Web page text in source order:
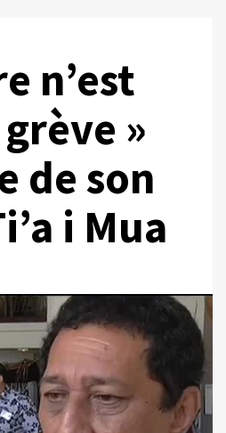
n’est
»
de son
i Mua